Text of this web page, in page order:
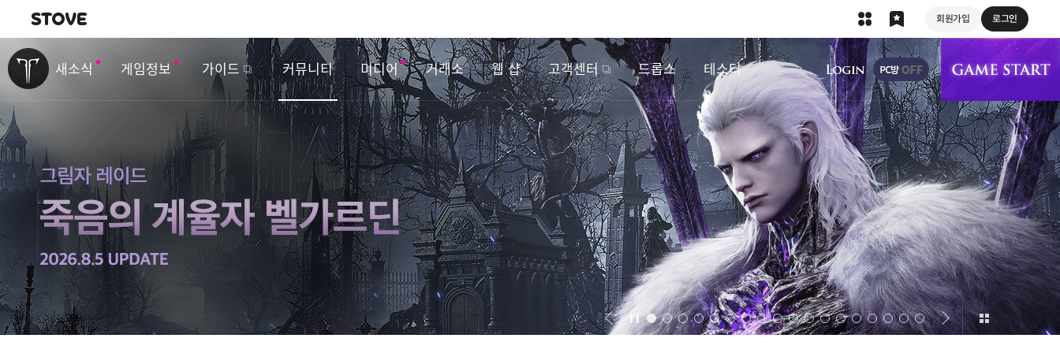
회원가입 로그인
내비게이션
새소식 게임정보 가이드 커뮤니티 미디어 거래소 웹 샵 고객센터 드롭스 테스터
상단 메뉴
벤
트
&
업
데
이
트